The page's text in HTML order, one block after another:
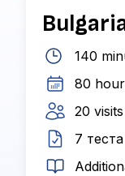
140
80
20
7